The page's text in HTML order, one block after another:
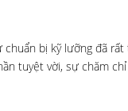
chuẩn bị kỹ lưỡng đã
tuyệt vời, sự chăm chỉ